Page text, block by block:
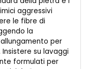
aggressivi
le fibre di
la
per
su lavaggi
formulati per